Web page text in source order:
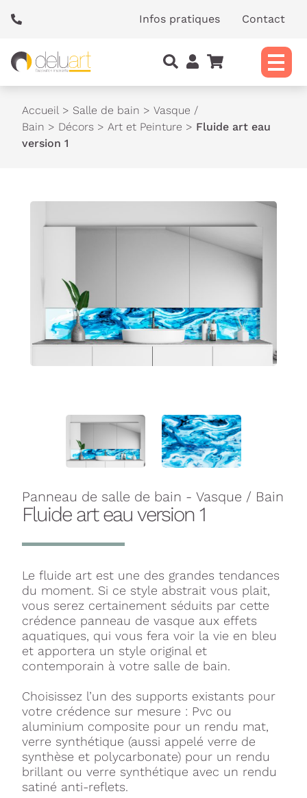
Infos pratiques Contact
Accueil > Salle de bain > Vasque /
Bain > Décors > Art et Peinture > Fluide art eau
version 1
Panneau de salle de bain - Vasque / Bain
Fluide art eau version 1
Le fluide art est une des grandes tendances
du moment. Si ce style abstrait vous plait,
vous serez certainement séduits par cette
crédence panneau de vasque aux effets
aquatiques, qui vous fera voir la vie en bleu
et apportera un style original et
contemporain à votre salle de bain.
Choisissez l’un des supports existants pour
votre crédence sur mesure : Pvc ou
aluminium composite pour un rendu mat,
verre synthétique (aussi appelé verre de
synthèse et polycarbonate) pour un rendu
brillant ou verre synthétique avec un rendu
satiné anti-reflets.